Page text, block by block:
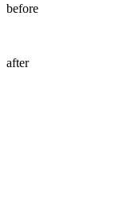
ロ
ン・
before
after